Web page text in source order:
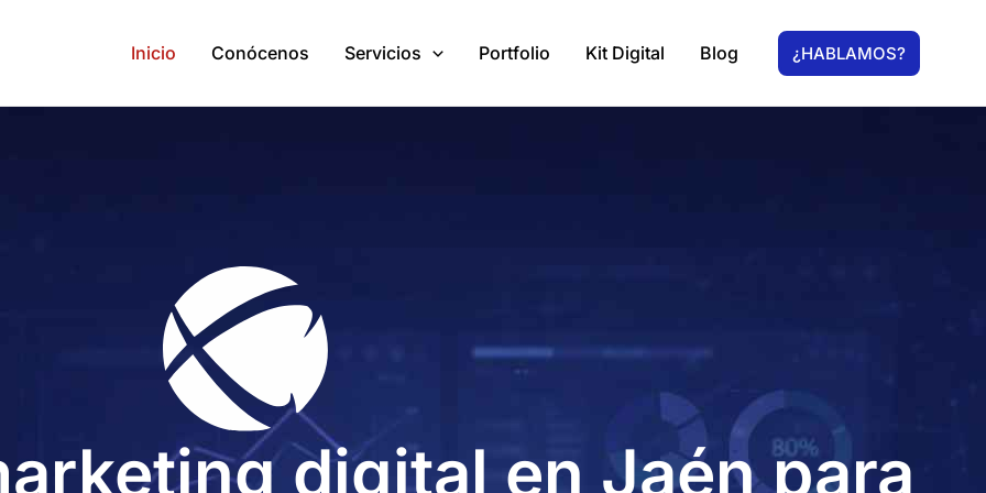
Inicio Conócenos Servicios Portfolio Kit Digital Blog ¿HABLAMOS?
digital en Jaén para